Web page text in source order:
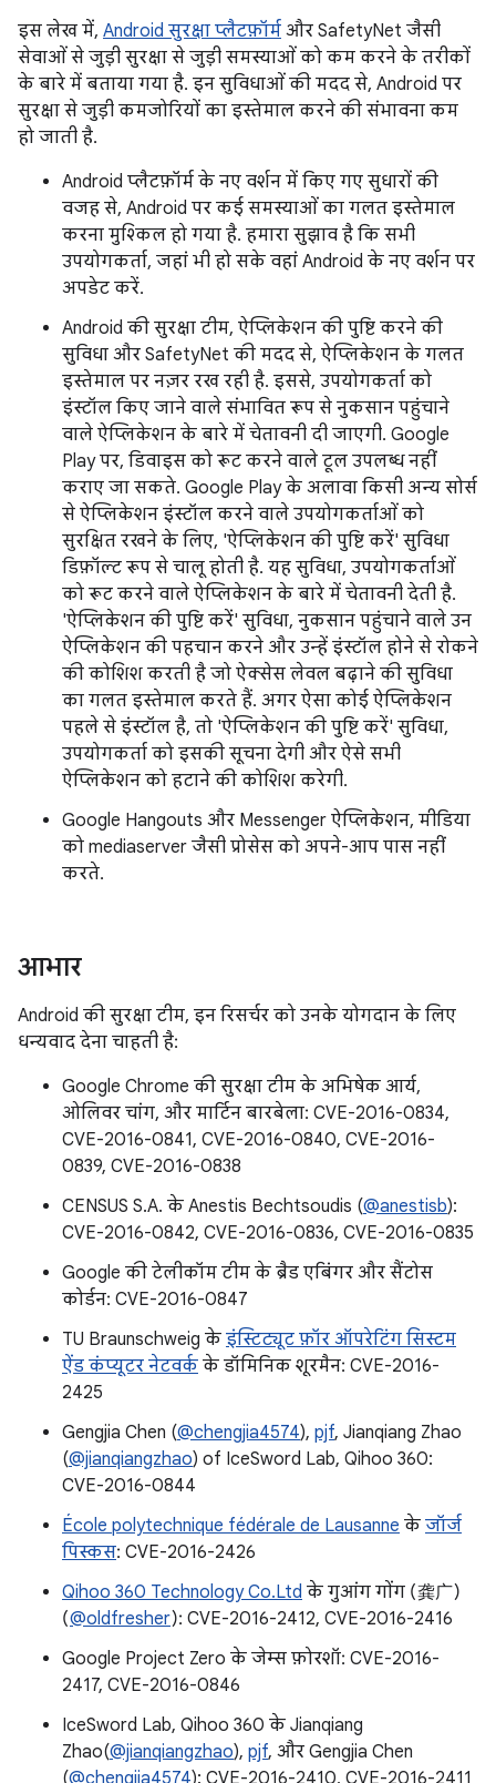
इस लेख में, Android सुरक्षा प्लैटफ़ॉर्म और SafetyNet जैसी
सेवाओं से जुड़ी सुरक्षा से जुड़ी समस्याओं को कम करने के तरीकों
के बारे में बताया गया है. इन सुविधाओं की मदद से, Android पर
सुरक्षा से जुड़ी कमजोरियों का इस्तेमाल करने की संभावना कम
हो जाती है.
Android प्लैटफ़ॉर्म के नए वर्शन में किए गए सुधारों की
वजह से, Android पर कई समस्याओं का गलत इस्तेमाल
करना मुश्किल हो गया है. हमारा सुझाव है कि सभी
उपयोगकर्ता, जहां भी हो सके वहां Android के नए वर्शन पर
अपडेट करें.
Android की सुरक्षा टीम, ऐप्लिकेशन की पुष्टि करने की
सुविधा और SafetyNet की मदद से, ऐप्लिकेशन के गलत
इस्तेमाल पर नज़र रख रही है. इससे, उपयोगकर्ता को
इंस्टॉल किए जाने वाले संभावित रूप से नुकसान पहुंचाने
वाले ऐप्लिकेशन के बारे में चेतावनी दी जाएगी. Google
Play पर, डिवाइस को रूट करने वाले टूल उपलब्ध नहीं
कराए जा सकते. Google Play के अलावा किसी अन्य सोर्स
से ऐप्लिकेशन इंस्टॉल करने वाले उपयोगकर्ताओं को
सुरक्षित रखने के लिए, 'ऐप्लिकेशन की पुष्टि करें' सुविधा
डिफ़ॉल्ट रूप से चालू होती है. यह सुविधा, उपयोगकर्ताओं
को रूट करने वाले ऐप्लिकेशन के बारे में चेतावनी देती है.
'ऐप्लिकेशन की पुष्टि करें' सुविधा, नुकसान पहुंचाने वाले उन
ऐप्लिकेशन की पहचान करने और उन्हें इंस्टॉल होने से रोकने
की कोशिश करती है जो ऐक्सेस लेवल बढ़ाने की सुविधा
का गलत इस्तेमाल करते हैं. अगर ऐसा कोई ऐप्लिकेशन
पहले से इंस्टॉल है, तो 'ऐप्लिकेशन की पुष्टि करें' सुविधा,
उपयोगकर्ता को इसकी सूचना देगी और ऐसे सभी
ऐप्लिकेशन को हटाने की कोशिश करेगी.
Google Hangouts और Messenger ऐप्लिकेशन, मीडिया
को mediaserver जैसी प्रोसेस को अपने-आप पास नहीं
करते.
आभार
Android की सुरक्षा टीम, इन रिसर्चर को उनके योगदान के लिए
धन्यवाद देना चाहती है:
Google Chrome की सुरक्षा टीम के अभिषेक आर्य,
ओलिवर चांग, और मार्टिन बारबेला: CVE-2016-0834,
CVE-2016-0841, CVE-2016-0840, CVE-2016-
0839, CVE-2016-0838
CENSUS S.A. के Anestis Bechtsoudis (@anestisb):
CVE-2016-0842, CVE-2016-0836, CVE-2016-0835
Google की टेलीकॉम टीम के ब्रैड एबिंगर और सैंटोस
कोर्डन: CVE-2016-0847
TU Braunschweig के इंस्टिट्यूट फ़ॉर ऑपरेटिंग सिस्टम
ऐंड कंप्यूटर नेटवर्क के डॉमिनिक शूरमैन: CVE-2016-
2425
Gengjia Chen (@chengjia4574), pjf, Jianqiang Zhao
(@jianqiangzhao) of IceSword Lab, Qihoo 360:
CVE-2016-0844
École polytechnique fédérale de Lausanne के जॉर्ज
पिस्कस: CVE-2016-2426
Qihoo 360 Technology Co.Ltd के गुआंग गोंग (龚广)
(@oldfresher): CVE-2016-2412, CVE-2016-2416
Google Project Zero के जेम्स फ़ोरशॉ: CVE-2016-
2417, CVE-2016-0846
IceSword Lab, Qihoo 360 के Jianqiang
Zhao(@jianqiangzhao), pjf, और Gengjia Chen
(@chengjia4574): CVE-2016-2410, CVE-2016-2411